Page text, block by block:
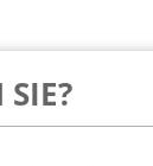
SIE?